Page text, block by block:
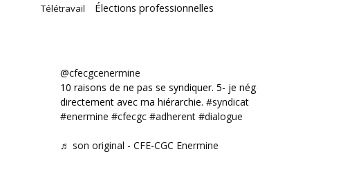
Télétravail Élections professionnelles
@cfecgcenermine
10 raisons de ne pas se syndiquer. 5- je négocie
directement avec ma hiérarchie. #syndicat
#enermine #cfecgc #adherent #dialogue
♬ son original - CFE-CGC Enermine